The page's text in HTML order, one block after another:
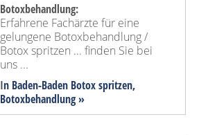
Botoxbehandlung:
Erfahrene Fachärzte für eine
gelungene Botoxbehandlung /
Botox spritzen ... finden Sie bei
uns ...
In Baden-Baden Botox spritzen,
Botoxbehandlung »